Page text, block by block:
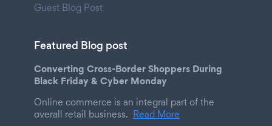
Guest Blog Post
Featured Blog post
Converting Cross-Border Shoppers During
Black Friday & Cyber Monday
Online commerce is an integral part of the
overall retail business. Read More